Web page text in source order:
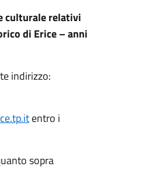
culturale relativi
di Erice – anni
indirizzo:
entro i
sopra